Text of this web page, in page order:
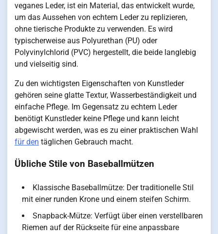
veganes Leder, ist ein Material, das entwickelt wurde,
um das Aussehen von echtem Leder zu replizieren,
ohne tierische Produkte zu verwenden. Es wird
typischerweise aus Polyurethan (PU) oder
Polyvinylchlorid (PVC) hergestellt, die beide langlebig
und vielseitig sind.
Zu den wichtigsten Eigenschaften von Kunstleder
gehören seine glatte Textur, Wasserbeständigkeit und
einfache Pflege. Im Gegensatz zu echtem Leder
benötigt Kunstleder keine Pflege und kann leicht
abgewischt werden, was es zu einer praktischen Wahl
für den täglichen Gebrauch macht.
Übliche Stile von Baseballmützen
Klassische Baseballmütze: Der traditionelle Stil
mit einer runden Krone und einem steifen Schirm.
Snapback-Mütze: Verfügt über einen verstellbaren
Riemen auf der Rückseite für eine anpassbare